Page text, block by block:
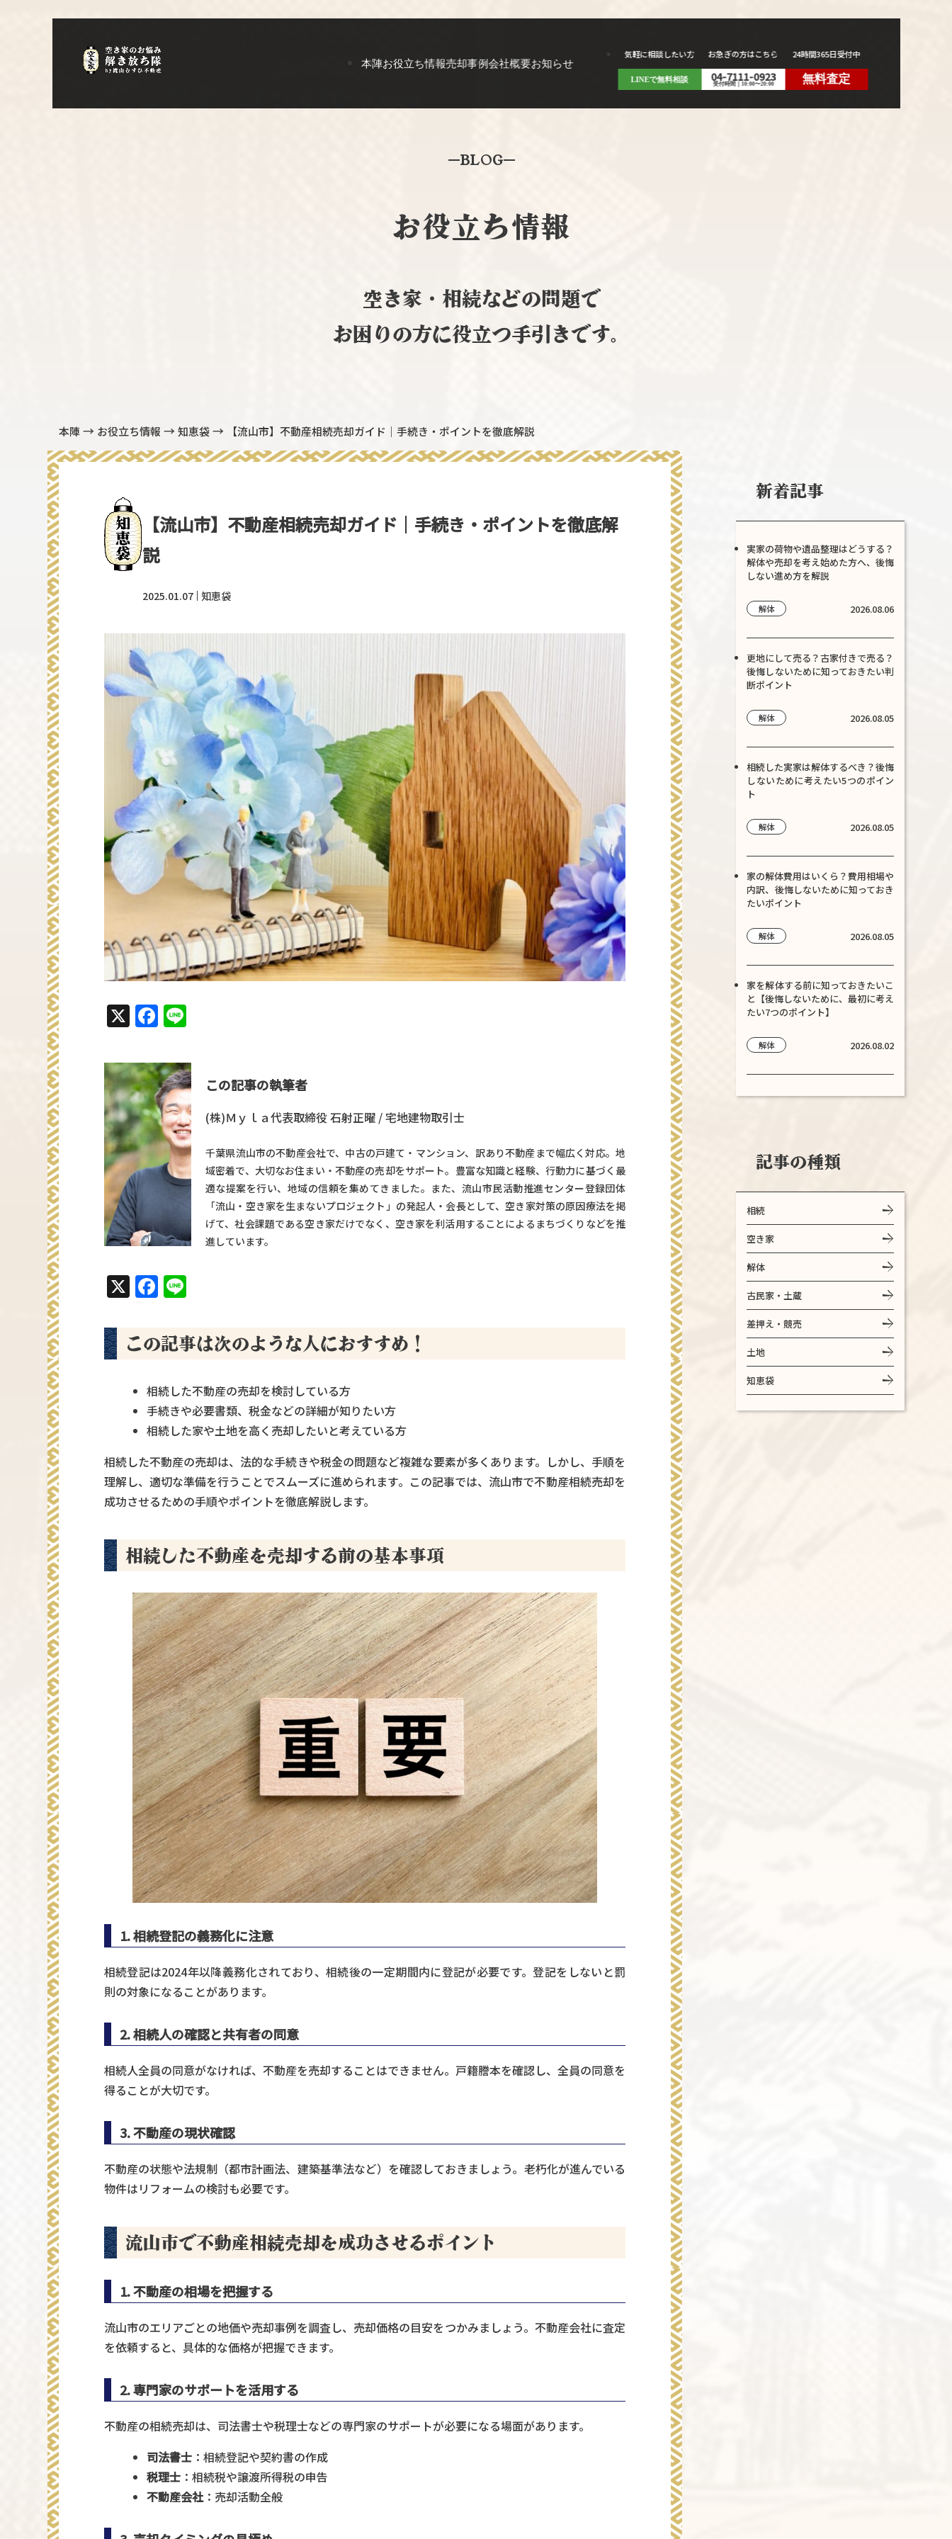
本陣お役立ち情報売却事例会社概要お知らせ
気軽に相談したい方
LINEで無料相談
お急ぎの方はこちら
04-7111-0923
受付時間｜10:00〜20:00
24時間365日受付中
無料査定
BLOG
お役立ち情報
空き家・相続などの問題で
お困りの方に役立つ手引きです。
本陣→ お役立ち情報 →知恵袋→ 【流山市】不動産相続売却ガイド｜手続き・ポイントを徹底解説
【流山市】不動産相続売却ガイド｜手続き・ポイントを徹底解
説
2025.01.07 知恵袋
X Facebook
Line
この記事の執筆者
(株)Ｍｙｌａ代表取締役 石射正曜 / 宅地建物取引士
千葉県流山市の不動産会社で、中古の戸建て・マンション、訳あり不動産まで幅広く対応。地
域密着で、大切なお住まい・不動産の売却をサポート。豊富な知識と経験、行動力に基づく最
適な提案を行い、地域の信頼を集めてきました。また、流山市民活動推進センター登録団体
「流山・空き家を生まないプロジェクト」の発起人・会長として、空き家対策の原因療法を掲
げて、社会課題である空き家だけでなく、空き家を利活用することによるまちづくりなどを推
進しています。
X Facebook
Line
この記事は次のような人におすすめ！
相続した不動産の売却を検討している方
手続きや必要書類、税金などの詳細が知りたい方
相続した家や土地を高く売却したいと考えている方
相続した不動産の売却は、法的な手続きや税金の問題など複雑な要素が多くあります。しかし、手順を
理解し、適切な準備を行うことでスムーズに進められます。この記事では、流山市で不動産相続売却を
成功させるための手順やポイントを徹底解説します。
相続した不動産を売却する前の基本事項
1. 相続登記の義務化に注意
相続登記は2024年以降義務化されており、相続後の一定期間内に登記が必要です。登記をしないと罰
則の対象になることがあります。
2. 相続人の確認と共有者の同意
相続人全員の同意がなければ、不動産を売却することはできません。戸籍謄本を確認し、全員の同意を
得ることが大切です。
3. 不動産の現状確認
不動産の状態や法規制（都市計画法、建築基準法など）を確認しておきましょう。老朽化が進んでいる
物件はリフォームの検討も必要です。
流山市で不動産相続売却を成功させるポイント
1. 不動産の相場を把握する
流山市のエリアごとの地価や売却事例を調査し、売却価格の目安をつかみましょう。不動産会社に査定
を依頼すると、具体的な価格が把握できます。
2. 専門家のサポートを活用する
不動産の相続売却は、司法書士や税理士などの専門家のサポートが必要になる場面があります。
司法書士：相続登記や契約書の作成
税理士：相続税や譲渡所得税の申告
不動産会社：売却活動全般
新着記事
実家の荷物や遺品整理はどうする？
解体や売却を考え始めた方へ、後悔
しない進め方を解説
解体 2026.08.06
更地にして売る？古家付きで売る？
後悔しないために知っておきたい判
断ポイント
解体 2026.08.05
相続した実家は解体するべき？後悔
しないために考えたい5つのポイン
ト
解体 2026.08.05
家の解体費用はいくら？費用相場や
内訳、後悔しないために知っておき
たいポイント
解体 2026.08.05
家を解体する前に知っておきたいこ
と【後悔しないために、最初に考え
たい7つのポイント】
解体 2026.08.02
記事の種類
相続
空き家
解体
古民家・土蔵
差押え・競売
土地
知恵袋